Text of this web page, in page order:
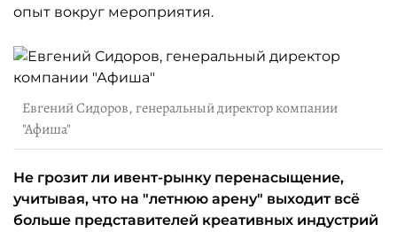
опыт вокруг мероприятия.
Евгений Сидоров, генеральный директор компании
"Афиша"
Не грозит ли ивент-рынку перенасыщение,
учитывая, что на "летнюю арену" выходит всё
больше представителей креативных индустрий